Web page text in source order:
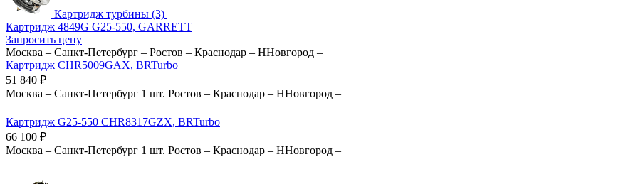
Картридж турбины (3)
Картридж 4849G G25-550, GARRETT
Запросить цену
Москва – Санкт-Петербург – Ростов – Краснодар – ННовгород –
Картридж CHR5009GAX, BRTurbo
51 840 ₽
Москва – Санкт-Петербург 1 шт. Ростов – Краснодар – ННовгород –
Картридж G25-550 CHR8317GZX, BRTurbo
66 100 ₽
Москва – Санкт-Петербург 1 шт. Ростов – Краснодар – ННовгород –